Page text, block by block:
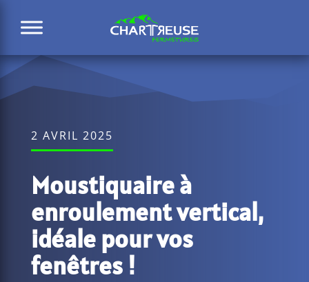
2 AVRIL 2025
Moustiquaire à
enroulement vertical,
idéale pour vos
fenêtres !